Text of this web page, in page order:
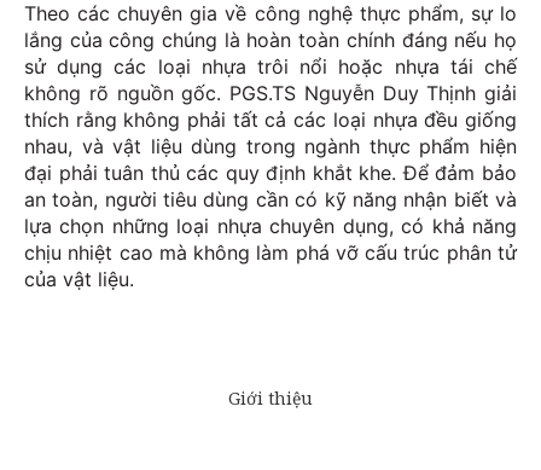
Theo các chuyên gia về công nghệ thực phẩm, sự lo
lắng của công chúng là hoàn toàn chính đáng nếu họ
sử dụng các loại nhựa trôi nổi hoặc nhựa tái chế
không rõ nguồn gốc. PGS.TS Nguyễn Duy Thịnh giải
thích rằng không phải tất cả các loại nhựa đều giống
nhau, và vật liệu dùng trong ngành thực phẩm hiện
đại phải tuân thủ các quy định khắt khe. Để đảm bảo
an toàn, người tiêu dùng cần có kỹ năng nhận biết và
lựa chọn những loại nhựa chuyên dụng, có khả năng
chịu nhiệt cao mà không làm phá vỡ cấu trúc phân tử
của vật liệu.